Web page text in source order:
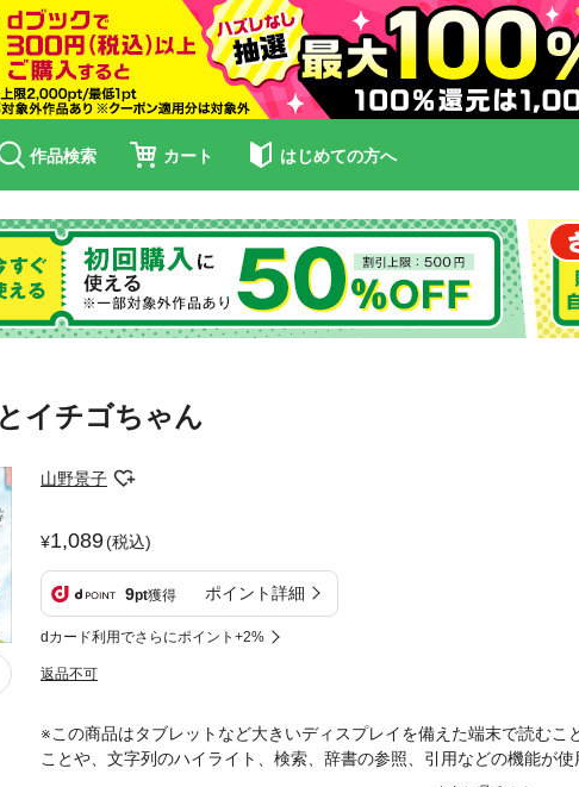
作品検索 カート はじめての方へ
イチゴちゃん
山野景子
1,089(税込)
9pt獲得 ポイント詳細
dカード利用でさらにポイント+2%
返品不可
※この商品はタブレットなど大きいディスプレイを備えた端末で読むこ
ことや、文字列のハイライト、検索、辞書の参照、引用などの機能が